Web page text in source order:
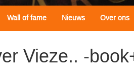
Wall of fame Nieuws Over ons
Vieze.. -